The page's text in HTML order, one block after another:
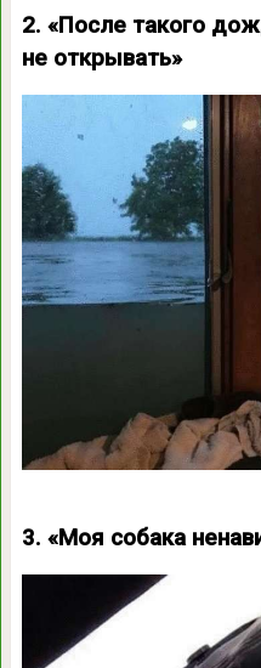
2. «После такого
не открывать»
3. «Моя собака